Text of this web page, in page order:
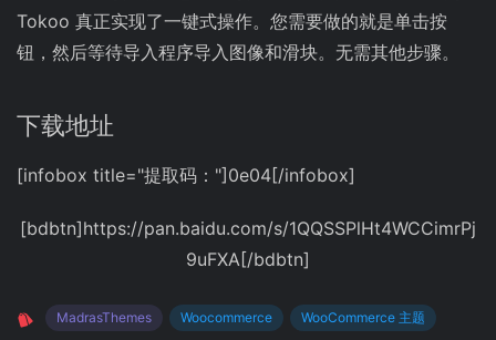
Tokoo 真正实现了一键式操作。您需要做的就是单击按
钮，然后等待导入程序导入图像和滑块。无需其他步骤。
下载地址
[infobox title="提取码："]0e04[/infobox]
[bdbtn]https://pan.baidu.com/s/1QQSSPlHt4WCCimrPj
9uFXA[/bdbtn]
MadrasThemes Woocommerce WooCommerce 主题